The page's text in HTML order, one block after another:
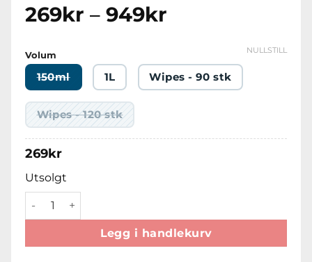
269kr – 949krPrisområde:
949kr
Volum
150ml 1L Wipes - 90 stk
Wipes - 120 stk
NULLSTILL
269kr
Utsolgt
Colourlock Hygienerens antall
Legg i handlekurv